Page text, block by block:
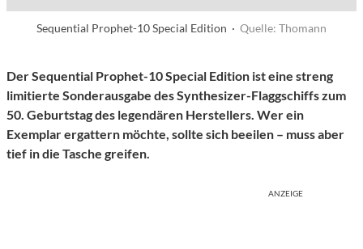
Sequential Prophet-10 Special Edition · Quelle: Thomann
Der Sequential Prophet-10 Special Edition ist eine streng
limitierte Sonderausgabe des Synthesizer-Flaggschiffs zum
50. Geburtstag des legendären Herstellers. Wer ein
Exemplar ergattern möchte, sollte sich beeilen – muss aber
tief in die Tasche greifen.
ANZEIGE